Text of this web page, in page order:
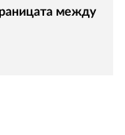
между